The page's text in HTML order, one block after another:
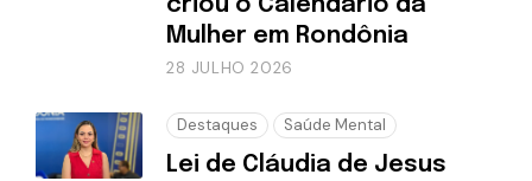
criou o Calendário da
Mulher em Rondônia
28 JULHO 2026
Destaques Saúde Mental
Lei de Cláudia de Jesus